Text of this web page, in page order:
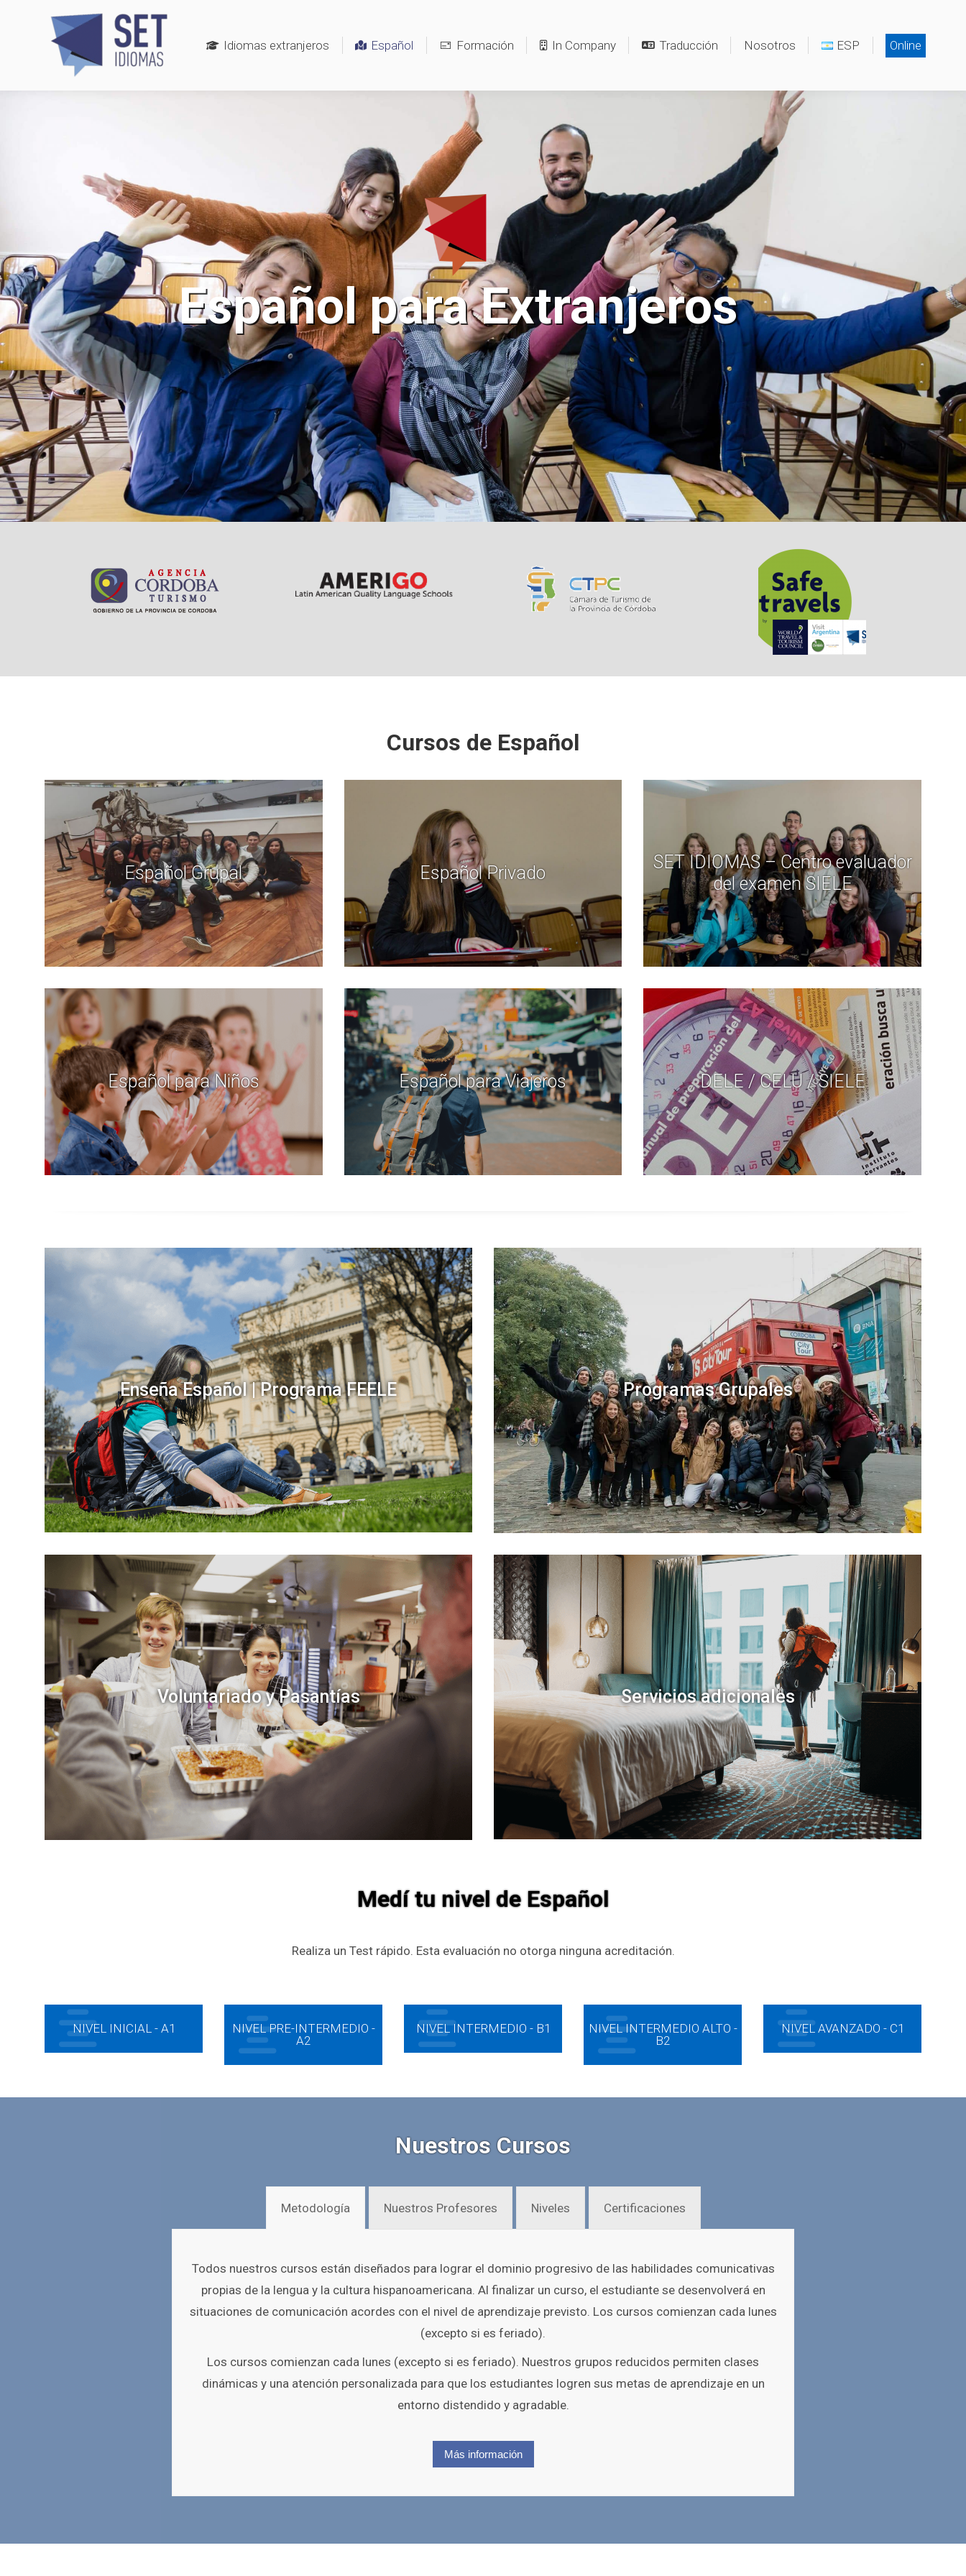
Idiomas extranjeros Español Formación In Company Traducción Nosotros ESP Online
Español para Extranjeros
Cursos de Español
Español Grupal Español Privado
SET IDIOMAS – Centro evaluador
del examen SIELE
Español para Niños Español para Viajeros DELE / CELU / SIELE
Enseña Español | Programa FEELE Programas Grupales
Voluntariado y Pasantías Servicios adicionales
Medí tu nivel de Español
Realiza un Test rápido. Esta evaluación no otorga ninguna acreditación.
NIVEL INICIAL - A1
NIVEL PRE-INTERMEDIO -
A2
NIVEL INTERMEDIO - B1
NIVEL INTERMEDIO ALTO -
B2
NIVEL AVANZADO - C1
Nuestros Cursos
Metodología Nuestros Profesores Niveles Certificaciones
Todos nuestros cursos están diseñados para lograr el dominio progresivo de las habilidades comunicativas
propias de la lengua y la cultura hispanoamericana. Al finalizar un curso, el estudiante se desenvolverá en
situaciones de comunicación acordes con el nivel de aprendizaje previsto. Los cursos comienzan cada lunes
(excepto si es feriado).
Los cursos comienzan cada lunes (excepto si es feriado). Nuestros grupos reducidos permiten clases
dinámicas y una atención personalizada para que los estudiantes logren sus metas de aprendizaje en un
entorno distendido y agradable.
Más información